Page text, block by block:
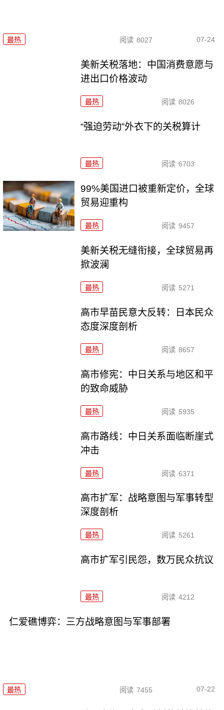
最热 阅读 8027 07-24
美新关税落地：中国消费意愿与
进出口价格波动
最热 阅读 8026
“强迫劳动”外衣下的关税算计
最热 阅读 6703
99%美国进口被重新定价，全球
贸易迎重构
最热 阅读 9457
美新关税无缝衔接，全球贸易再
掀波澜
最热 阅读 5271
高市早苗民意大反转：日本民众
态度深度剖析
最热 阅读 8657
高市修宪：中日关系与地区和平
的致命威胁
最热 阅读 5935
高市路线：中日关系面临断崖式
冲击
最热 阅读 6371
高市扩军：战略意图与军事转型
深度剖析
最热 阅读 5261
高市扩军引民怨，数万民众抗议
最热 阅读 4212
仁爱礁博弈：三方战略意图与军事部署
最热 阅读 7455 07-22